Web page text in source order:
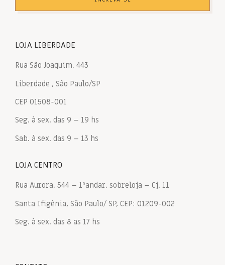
LOJA LIBERDADE
Rua São Joaquim, 443
Liberdade , São Paulo/SP
CEP 01508-001
Seg. à sex. das 9 – 19 hs
Sab. à sex. das 9 – 13 hs
LOJA CENTRO
Rua Aurora, 544 – 1ºandar, sobreloja – Cj. 11
Santa Ifigênia, São Paulo/ SP, CEP: 01209-002
Seg. à sex. das 8 as 17 hs